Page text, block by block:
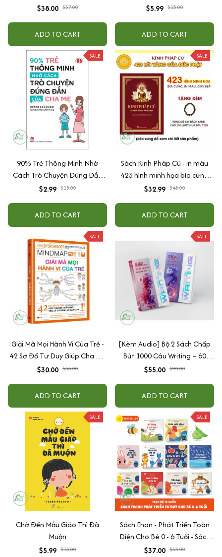
Cách Cho Bé Từ 2 - 6 Tuổi
$38.00 $57.00
ADD TO CART
dưỡng cảm xúc EQ (2-12 tuổi)
$5.99 $15.00
ADD TO CART
SALE
90% Trẻ Thông Minh Nhờ
Cách Trò Chuyện Đúng Đắn
Của Cha Mẹ
$2.99 $15.00
ADD TO CART
SALE
Sách Kinh Pháp Cú - in màu
423 hình minh họa bìa cứng
cao cấp + tặng kèm vòng tay
$32.99 $48.00
ADD TO CART
SALE
Giải Mã Mọi Hành Vi Của Trẻ -
42 Sơ Đồ Tư Duy Giúp Cha Mẹ
Thấu Hiểu Tâm Lý Và Hành Vi
$30.00 $38.00
ADD TO CART
SALE
[Kèm Audio] Bộ 2 Sách Chấp
Bút 1000 Câu Writing – 60
Ngày Gieo Trồng Tư Duy
$55.00 $90.00
ADD TO CART
SALE
Chờ Đến Mẫu Giáo Thì Đã
Muộn
$5.99 $15.00
SALE
Sách Ehon - Phát Triển Toàn
Diện Cho Bé 0 - 6 Tuổi - Sách
Song Ngữ Việt - Anh
$37.00 $55.00